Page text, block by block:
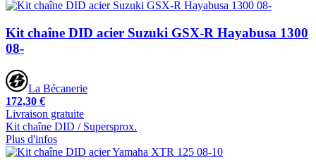
Kit chaîne DID acier Suzuki GSX-R Hayabusa 1300
08-
La Bécanerie
172,30 €
Livraison gratuite
Kit chaîne DID / Supersprox.
Plus d'infos